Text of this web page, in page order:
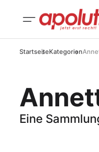
StartseiteKategorien
Eine